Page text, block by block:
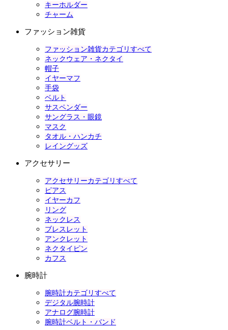
キーホルダー
チャーム
ファッション雑貨
ファッション雑貨カテゴリすべて
ネックウェア・ネクタイ
帽子
イヤーマフ
手袋
ベルト
サスペンダー
サングラス・眼鏡
マスク
タオル・ハンカチ
レイングッズ
アクセサリー
アクセサリーカテゴリすべて
ピアス
イヤーカフ
リング
ネックレス
ブレスレット
アンクレット
ネクタイピン
カフス
腕時計
腕時計カテゴリすべて
デジタル腕時計
アナログ腕時計
腕時計ベルト・バンド